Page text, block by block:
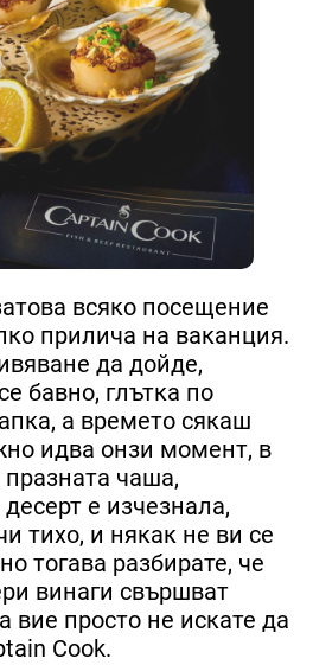
всяко посещение
прилича на ваканция.
да дойде,
бавно, глътка по
а времето сякаш
идва онзи момент, в
чаша,
е изчезнала,
тихо, и някак не ви се
тогава разбирате, че
винаги свършват
вие просто не искате да
Cook.